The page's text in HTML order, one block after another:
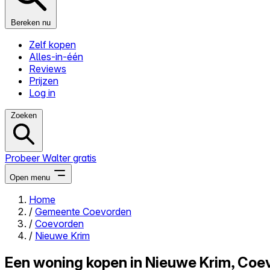
Bereken nu
Zelf kopen
Alles-in-één
Reviews
Prijzen
Log in
Zoeken
Probeer Walter gratis
Open menu
Close menu
Home
/ Gemeente Coevorden
/ Coevorden
/ Nieuwe Krim
Een woning kopen in Nieuwe Krim,